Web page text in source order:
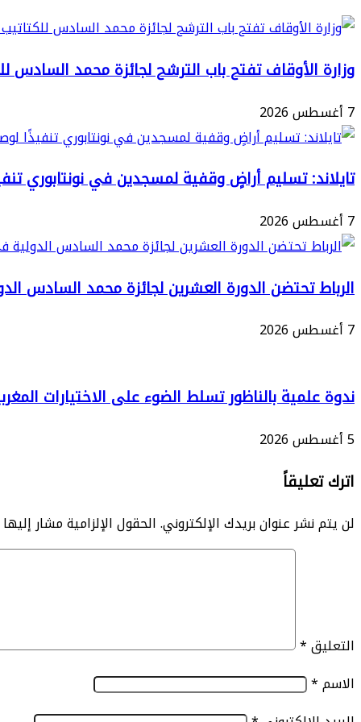
الأساليب
الحديثة
في
المستشفيات
تعزيز
القيم
الدينية
في
المجتمع
وزارة الأوقاف تفتح باب الترشح لجائزة محمد السادس
7 أغسطس 2026
تايلاند: تسليم أراضٍ وقفية لمسجدين في نونتابوري
7 أغسطس 2026
الرباط تحتضن الدورة العشرين لجائزة محمد السادس
7 أغسطس 2026
ندوة علمية بالناظور تسلط الضوء على الاختيارات
5 أغسطس 2026
اترك تعليقاً
لن يتم نشر عنوان بريدك الإلكتروني.الحقول الإلزامية مشار إليها
التعليق*
الاسم*